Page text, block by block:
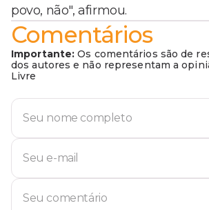
povo, não", afirmou.
Comentários
Importante: Os comentários são de
dos autores e não representam a
Livre